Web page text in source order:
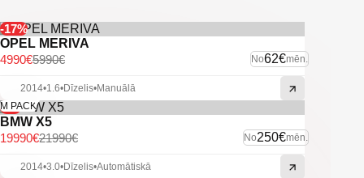
-Aizmugurējie parkingsensori.
-Priekšējie parkingsensori.
-17%
OPEL MERIVA
No62€mēn.
5990€
4990€
2014•1.6•Dīzelis•Manuālā
-9%
M PACK
BMW X5
No250€mēn.
21990€
19990€
2014•3.0•Dīzelis•Automātiskā